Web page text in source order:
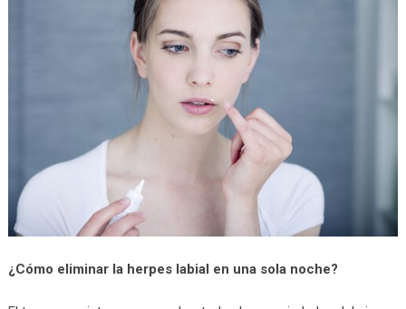
¿Cómo eliminar la herpes labial en una sola noche?